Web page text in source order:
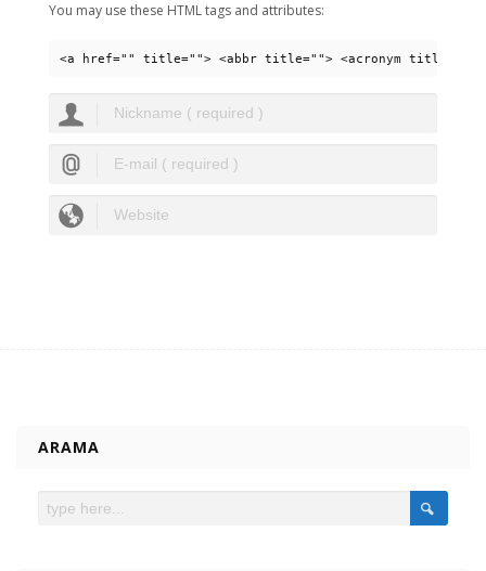
You may use these HTML tags and attributes:
<a href="" title=""> <abbr title=""> <acronym title="">
ARAMA